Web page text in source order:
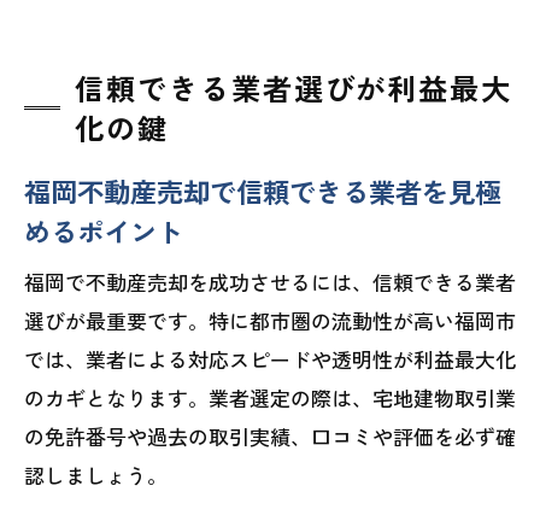
信頼できる業者選びが利益最大
化の鍵
福岡不動産売却で信頼できる業者を見極
めるポイント
福岡で不動産売却を成功させるには、信頼できる業者
選びが最重要です。特に都市圏の流動性が高い福岡市
では、業者による対応スピードや透明性が利益最大化
のカギとなります。業者選定の際は、宅地建物取引業
の免許番号や過去の取引実績、口コミや評価を必ず確
認しましょう。